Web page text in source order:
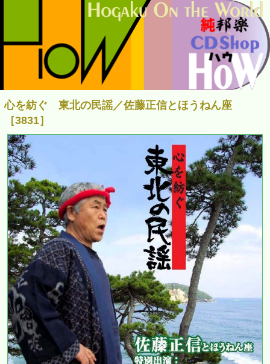
心を紡ぐ 東北の民謡／佐藤正信とほうねん座
［3831］